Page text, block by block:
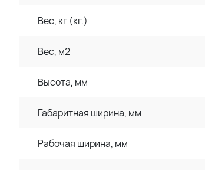
Вес, кг (кг.)
Вес, м2
Высота, мм
Габаритная ширина, мм
Рабочая ширина, мм